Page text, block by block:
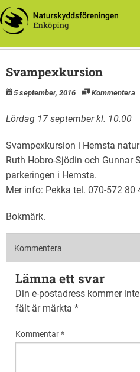
Svampexkursion
5 september, 2016 Kommentera
Lördag 17 september kl. 10.00
Svampexkursion i Hemsta
Ruth Hobro-Sjödin och Gunnar
parkeringen i Hemsta.
Mer info: Pekka tel. 070-572 80
Bokmärk.
Kommentera
Lämna ett svar
Din e-postadress kommer
fält är märkta *
Kommentar*